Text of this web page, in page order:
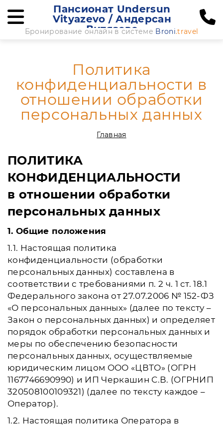
Пансионат Undersun
Vityazevo / Андерсан
Витязево
Бронирование онлайн в системе Broni.travel
Политика
конфиденциальности в
отношении обработки
персональных данных
Главная
ПОЛИТИКА
КОНФИДЕНЦИАЛЬНОСТИ
в отношении обработки
персональных данных
1. Общие положения
1.1. Настоящая политика
конфиденциальности (обработки
персональных данных) составлена в
соответствии с требованиями п. 2 ч. 1 ст. 18.1
Федерального закона от 27.07.2006 № 152-ФЗ
«О персональных данных» (далее по тексту –
Закон о персональных данных) и определяет
порядок обработки персональных данных и
меры по обеспечению безопасности
персональных данных, осуществляемые
юридическим лицом ООО «ЦВТО» (ОГРН
1167746690990) и ИП Черкашин С.В. (ОГРНИП
320508100109321) (далее по тексту каждое –
Оператор).
1.2. Настоящая политика Оператора в